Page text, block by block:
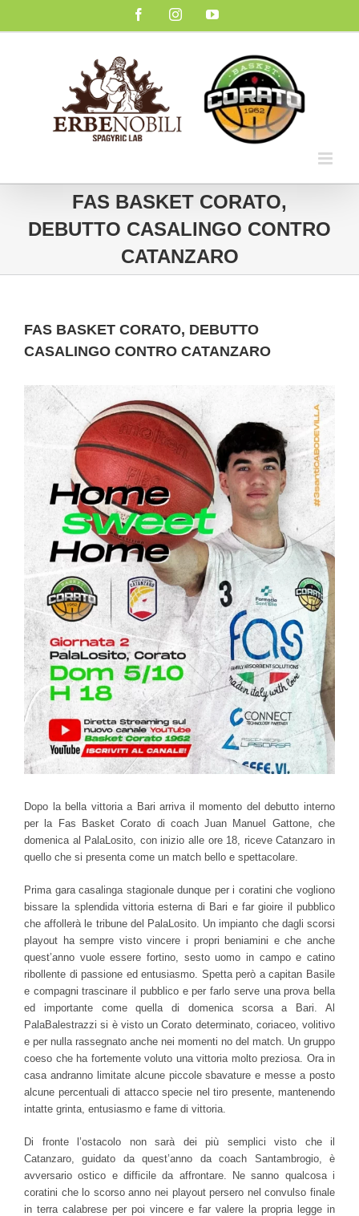
FacebookInstagramYouTube
FAS BASKET CORATO,
DEBUTTO CASALINGO CONTRO
CATANZARO
FAS BASKET CORATO, DEBUTTO
CASALINGO CONTRO CATANZARO
Ingrandisci
immagine
Dopo la bella vittoria a Bari arriva il momento del debutto interno
per la Fas Basket Corato di coach Juan Manuel Gattone, che
domenica al PalaLosito, con inizio alle ore 18, riceve Catanzaro in
quello che si presenta come un match bello e spettacolare.
Prima gara casalinga stagionale dunque per i coratini che vogliono
bissare la splendida vittoria esterna di Bari e far gioire il pubblico
che affollerà le tribune del PalaLosito. Un impianto che dagli scorsi
playout ha sempre visto vincere i propri beniamini e che anche
quest’anno vuole essere fortino, sesto uomo in campo e catino
ribollente di passione ed entusiasmo. Spetta però a capitan Basile
e compagni trascinare il pubblico e per farlo serve una prova bella
ed importante come quella di domenica scorsa a Bari. Al
PalaBalestrazzi si è visto un Corato determinato, coriaceo, volitivo
e per nulla rassegnato anche nei momenti no del match. Un gruppo
coeso che ha fortemente voluto una vittoria molto preziosa. Ora in
casa andranno limitate alcune piccole sbavature e messe a posto
alcune percentuali di attacco specie nel tiro presente, mantenendo
intatte grinta, entusiasmo e fame di vittoria.
Di fronte l’ostacolo non sarà dei più semplici visto che il
Catanzaro, guidato da quest’anno da coach Santambrogio, è
avversario ostico e difficile da affrontare. Ne sanno qualcosa i
coratini che lo scorso anno nei playout persero nel convulso finale
in terra calabrese per poi vincere e far valere la propria legge in